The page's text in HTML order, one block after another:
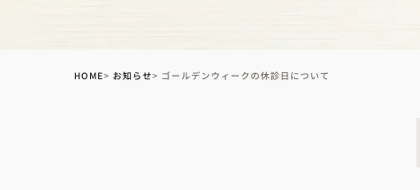
HOME お知らせ ゴールデンウィークの休診日について